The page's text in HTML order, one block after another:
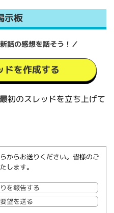
示板
話の感想を話そう！／
ドを作成する
初のスレッドを立ち上げて
からお送りください。皆様のご
します。
を報告する
望を送る